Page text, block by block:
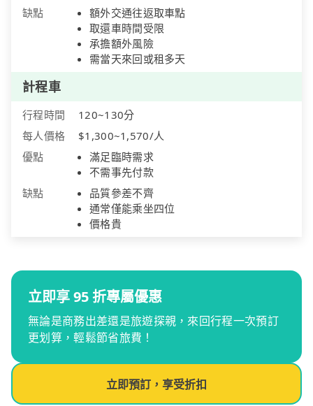
缺點
額外交通往返取車點
取還車時間受限
承擔額外風險
需當天來回或租多天
計程車
行程時間
120~130分
每人價格
$1,300~1,570/人
優點
滿足臨時需求
不需事先付款
缺點
品質參差不齊
通常僅能乘坐四位
價格貴
立即享 95 折專屬優惠
無論是商務出差還是旅遊探親，來回行程一次預訂
更划算，輕鬆節省旅費！
立即預訂，享受折扣